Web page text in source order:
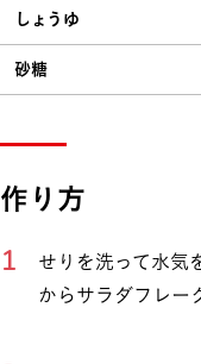
しょうゆ
砂糖
作り方
せりを洗って水気
からサラダフレー